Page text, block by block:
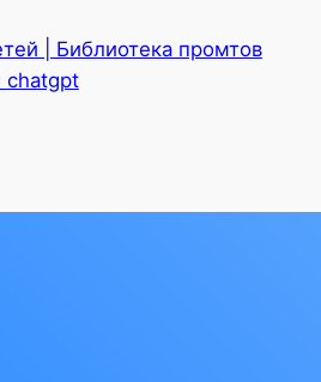
| Библиотека промтов
chatgpt